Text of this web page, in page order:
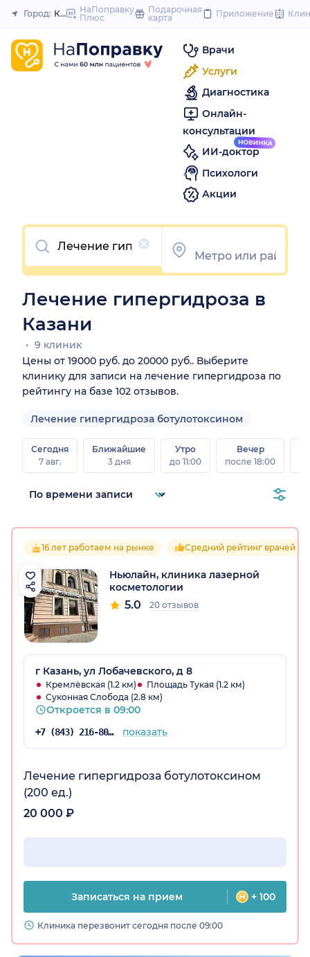
to
Закрыть
Город: КазаньНаПоправку
Плюс
Подарочная
карта
Приложение
Врачи
Услуги
Диагностика
Онлайн-
консультации
ИИ-доктор
Психологи
Акции
Очистить
Лечение гипергидроза в
Казани
9 клиник
Цены от 19000 руб. до 20000 руб.. Выберите
клинику для записи на лечение гипергидроза по
рейтингу на базе 102 отзывов.
Лечение гипергидроза ботулотоксином
Сегодня
7 авг.
Ближайшие
3 дня
Утро
до 11:00
Вечер
после 18:00
16 лет работаем на рынке Средний рейтинг врачей 5.0
Ньюлайн, клиника лазерной
косметологии
5.0 20 отзывов
г Казань, ул Лобачевского, д 8
Кремлёвская (1.2 км)
Площадь Тукая (1.2 км)
Суконная Слобода (2.8 км)
Откроется в 09:00
+7 (843) 216-80-35 показать
Лечение гипергидроза ботулотоксином
(200 ед.)
20 000 ₽
Записаться на прием + 100
Клиника перезвонит сегодня после 09:00